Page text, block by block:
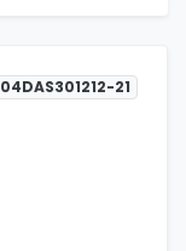
04DAS301212-21